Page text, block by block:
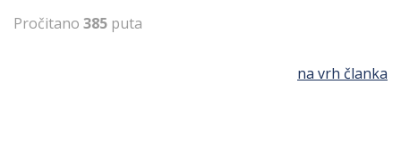
Pročitano 385 puta
na vrh članka